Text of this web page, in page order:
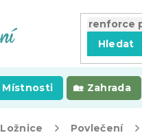
Hledat
Místnosti Zahrada
Ložnice Povlečení